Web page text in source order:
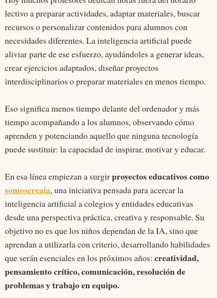
lectivo a preparar actividades, adaptar materiales, buscar
recursos o personalizar contenidos para alumnos con
necesidades diferentes. La inteligencia artificial puede
aliviar parte de ese esfuerzo, ayudándoles a generar ideas,
crear ejercicios adaptados, diseñar proyectos
interdisciplinarios o preparar materiales en menos tiempo.
Eso significa menos tiempo delante del ordenador y más
tiempo acompañando a los alumnos, observando cómo
aprenden y potenciando aquello que ninguna tecnología
puede sustituir: la capacidad de inspirar, motivar y educar.
En esa línea empiezan a surgirproyectos educativos como
somoscreaia, una iniciativa pensada para acercar la
inteligencia artificial a colegios y entidades educativas
desde una perspectiva práctica, creativa y responsable. Su
objetivo no es que los niños dependan de la IA, sino que
aprendan a utilizarla con criterio, desarrollando habilidades
que serán esenciales en los próximos años: creatividad,
pensamiento crítico, comunicación, resolución de
problemas y trabajo en equipo.